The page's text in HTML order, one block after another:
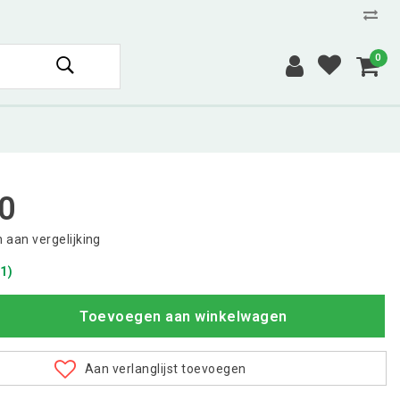
0
aan vergelijking
Toevoegen aan winkelwagen
Aan verlanglijst toevoegen